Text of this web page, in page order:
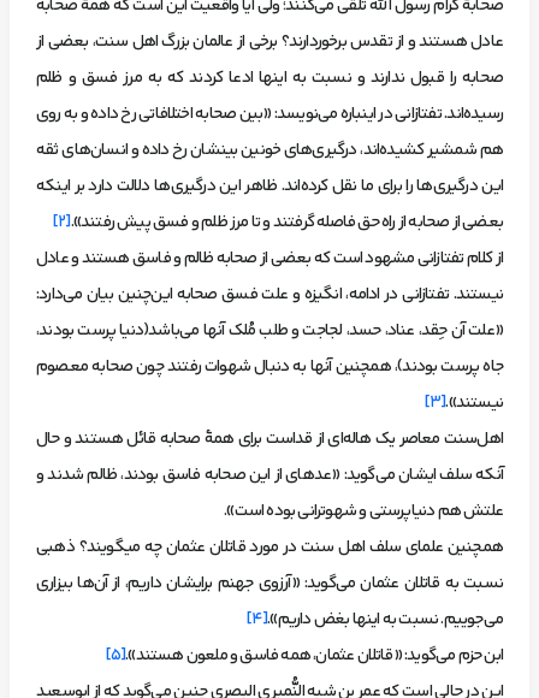
صحابۀ کرام رسول الله تلقی می‌کنند؛ ولی آیا واقعیت این است که همۀ صحابه
عادل هستند و از تقدس برخوردارند؟ برخی از عالمان بزرگ اهل سنت، بعضی از
صحابه را قبول ندارند و نسبت به اینها ادعا کردند که به مرز فسق و ظلم
رسیده‌اند. تفتازاني در این­باره می‌نویسد: «بین صحابه اختلافاتی رخ داده و به روی
هم شمشیر کشیده‌اند، درگیری‌های خونین بینشان رخ داده و انسان‌های ثقه
این درگیری‌ها را برای ما نقل کرده‌اند. ظاهر این درگیری‌ها دلالت دارد بر اینکه
بعضی از صحابه از راه حق فاصله گرفتند و تا مرز ظلم و فسق پیش رفتند».[2]
از کلام تفتازانی مشهود است که بعضی از صحابه ظالم و فاسق هستند و عادل
نیستند. تفتازانی در ادامه، انگیزه و علت فسق صحابه این‌چنین بیان می‌دارد:
«علت آن حِقد، عناد، حسد، لجاجت و طلب مُلک آنها می‌باشد(دنیا پرست بودند،
جاه پرست بودند)، همچنین آنها به دنبال شهوات رفتند چون صحابه معصوم
نیستند».[3]
اهل‌سنت معاصر یک هاله‌ای از قداست برای همۀ صحابه قائل هستند و حال
آنکه سلف ایشان می‌گوید: «عده­ای از این صحابه فاسق بودند، ظالم شدند و
علتش هم دنیاپرستی و شهوت­رانی بوده است».
همچنین علمای سلف اهل سنت در مورد قاتلان عثمان چه می­گویند؟ ذهبی
نسبت به قاتلان عثمان می‌گوید: «آرزوی جهنم برایشان داریم، از آن‌ها بیزاری
می‌جوییم. نسبت به اینها بغض داریم».[4]
ابن حزم می‌گوید: «قاتلان عثمان، همه فاسق و ملعون هستند».[5]
این در حالی است که عمر بن شبه النُّميري البصری چنین می‌گوید که از ابوسعید